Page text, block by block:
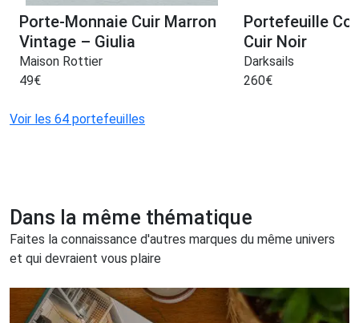
Porte-Monnaie Cuir Marron
Vintage – Giulia
Maison Rottier
49€
Portefeuille
Cuir Noir
Darksails
260€
Voir les 64 portefeuilles
Dans la même thématique
Faites la connaissance d'autres marques du même univers
et qui devraient vous plaire